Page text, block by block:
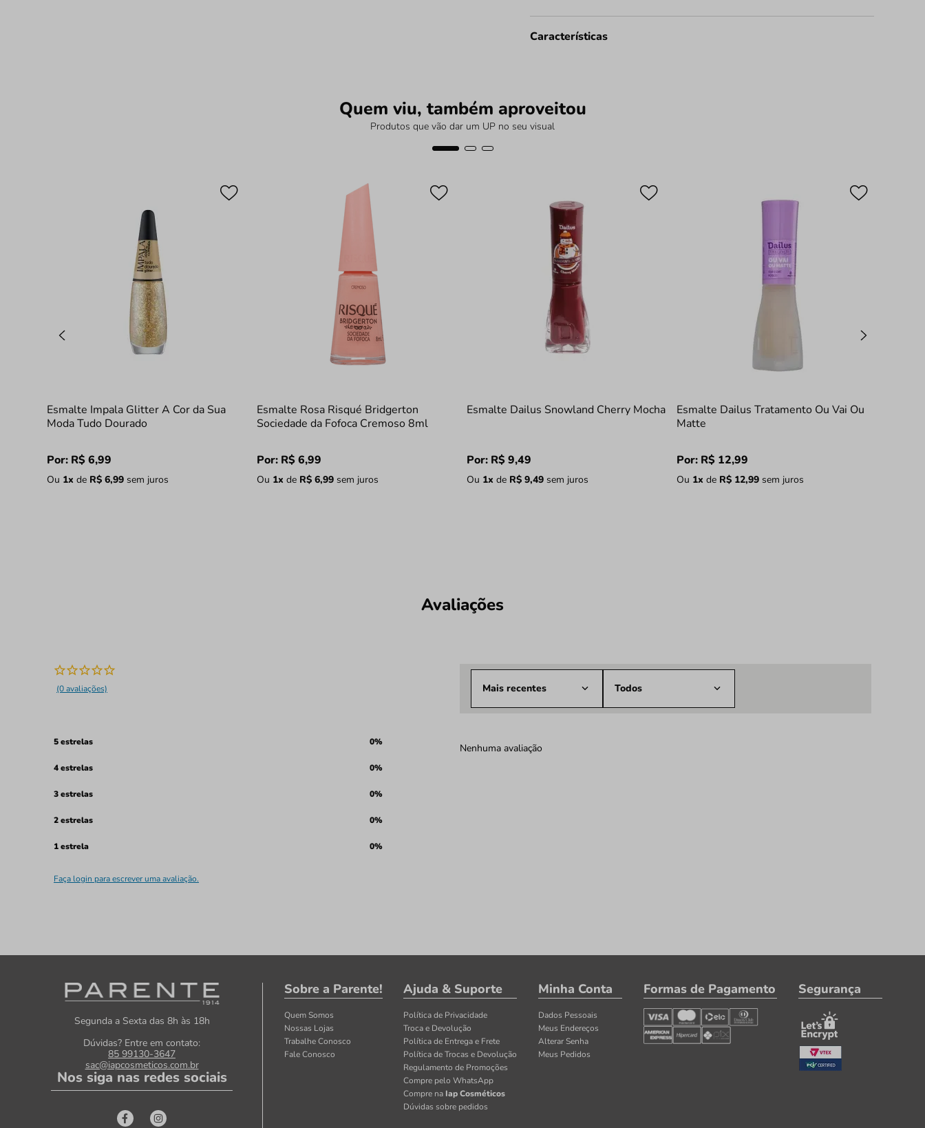
Características
Quem viu, também aproveitou
Produtos que vão dar um UP no seu visual
Esmalte Impala Glitter A Cor da Sua
Moda Tudo Dourado
Por: R$ 6,99
Ou 1x de R$ 6,99sem juros
Esmalte Rosa Risqué Bridgerton
Sociedade da Fofoca Cremoso 8ml
Por: R$ 6,99
Ou 1x de R$ 6,99sem juros
Esmalte Dailus Snowland Cherry Mocha
Por: R$ 9,49
Ou 1x de R$ 9,49sem juros
Esmalte Dailus Tratamento Ou Vai Ou
Matte
Por: R$ 12,99
Ou 1x de R$ 12,99sem juros
Avaliações
(0 avaliações)
5 estrelas 0%
4 estrelas 0%
3 estrelas 0%
2 estrelas 0%
1 estrela 0%
Faça login para escrever uma avaliação.
Mais recentes Todos
Nenhuma avaliação
Segunda a Sexta das 8h às 18h
Dúvidas? Entre em contato:
85 99130-3647
sac@iapcosmeticos.com.br
Nos siga nas redes sociais
Sobre a Parente!
Quem Somos
Nossas Lojas
Trabalhe Conosco
Fale Conosco
Ajuda & Suporte
Política de Privacidade
Troca e Devolução
Política de Entrega e Frete
Política de Trocas e Devolução
Regulamento de Promoções
Compre pelo WhatsApp
Compre na Iap Cosméticos
Dúvidas sobre pedidos
Minha Conta
Dados Pessoais
Meus Endereços
Alterar Senha
Meus Pedidos
Formas de Pagamento Segurança